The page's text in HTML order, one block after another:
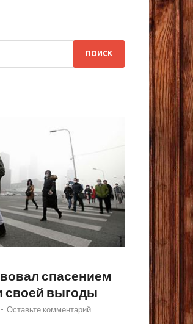
спасением
своей выгоды
- Оставьте комментарий